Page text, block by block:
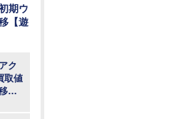
期ウ
【遊
ク
取値